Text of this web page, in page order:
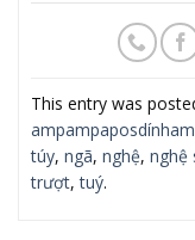
This entry was
túy, ngã, nghệ, nghệ
trượt,tuý.